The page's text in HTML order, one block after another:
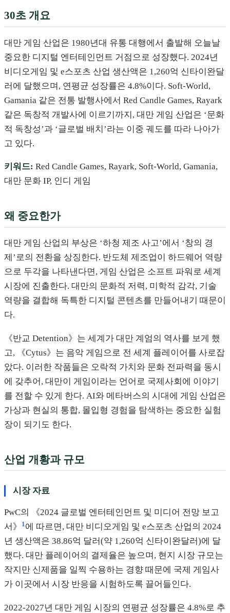
30초 개요
대만 게임 산업은 1980년대 유통 대행에서 출발해 오늘날
중요한 디지털 엔터테인먼트 거점으로 성장했다. 2024년
비디오게임 및 e스포츠 산업 생산액은 1,260억 신타이완달
러에 달했으며, 연평균 성장률은 4.8%이다. Soft-World,
Gamania 같은 전통 발행사에서 Red Candle Games, Rayark
같은 독창적 개발사에 이르기까지, 대만 게임 산업은 ‘문화
적 독창성’과 ‘글로벌 배치’라는 이중 궤도를 따라 나아가
고 있다.
키워드: Red Candle Games, Rayark, Soft-World, Gamania,
대만 문화 IP, 인디 게임
왜 중요한가
대만 게임 산업의 부상은 ‘하청 제조 사고’에서 ‘창의 경
제’로의 전환을 상징한다. 반도체 제조업이 하드웨어 역량
으로 두각을 나타낸다면, 게임 산업은 소프트 파워로 세계
시장에 진출한다. 대만의 문화적 저력, 미학적 감각, 기술
역량을 결합해 독특한 디지털 콘텐츠를 만들어내기 때문이
다.
《반교 Detention》는 세계가 대만 계엄의 역사를 보게 했
고, 《Cytus》는 음악 게임으로 전 세계 플레이어를 사로잡
았다. 이러한 작품들은 오락적 가치와 문화 전파력을 동시
에 갖추어, 대만이 게임이라는 언어로 국제사회에 이야기
를 전할 수 있게 한다. AI와 메타버스의 시대에 게임 산업은
가상과 현실의 통합, 몰입형 경험을 탐색하는 중요한 실험
장이 되기도 한다.
산업 개황과 규모
시장 자료
PwC의 《2024 글로벌 엔터테인먼트 및 미디어 전망 보고
서》
1 에 따르면, 대만 비디오게임 및 e스포츠 산업의 2024
년 생산액은 38.86억 달러(약 1,260억 신타이완달러)에 달
했다. 대만 플레이어의 결제율은 높으며, 현지 시장 규모는
작지만 신제품을 일찍 수용하는 경향 때문에 국제 게임사
가 이곳에서 시장 반응을 시험하도록 끌어들인다.
2022-2027년 대만 게임 시장의 연평균 성장률은 4.8%로 추